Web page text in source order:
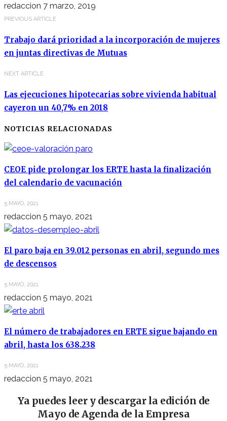
redaccion 7 marzo, 2019
PREVIOUS ARTICLE
Trabajo dará prioridad a la incorporación de mujeres
en juntas directivas de Mutuas
NEXT ARTICLE
Las ejecuciones hipotecarias sobre vivienda habitual
cayeron un 40,7% en 2018
NOTICIAS RELACIONADAS
CEOE pide prolongar los ERTE hasta la finalización
del calendario de vacunación
5 MAYO, 2021
redaccion 5 mayo, 2021
El paro baja en 39.012 personas en abril, segundo mes
de descensos
5 MAYO, 2021
redaccion 5 mayo, 2021
El número de trabajadores en ERTE sigue bajando en
abril, hasta los 638.238
5 MAYO, 2021
redaccion 5 mayo, 2021
Ya puedes leer y descargar la edición de
Mayo de Agenda de la Empresa